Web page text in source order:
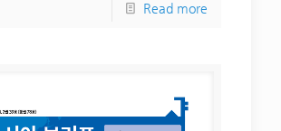
Read more